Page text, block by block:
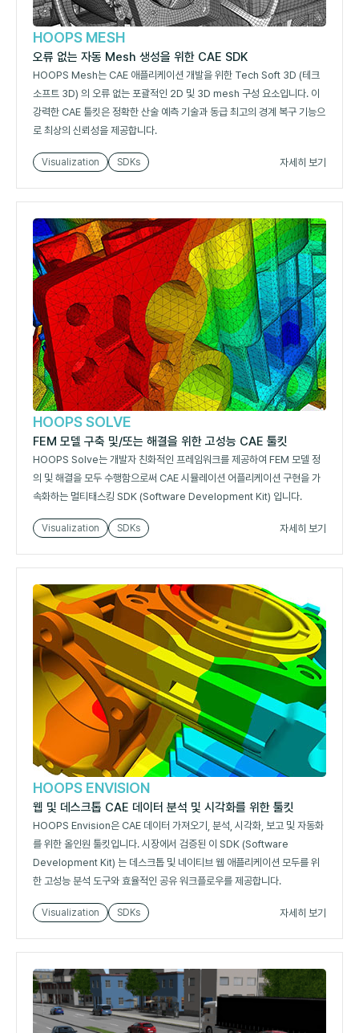
HOOPS MESH
오류 없는 자동 Mesh 생성을 위한 CAE SDK
HOOPS Mesh는 CAE 애플리케이션 개발을 위한 Tech Soft 3D (테크
소프트 3D) 의 오류 없는 포괄적인 2D 및 3D mesh 구성 요소입니다. 이
강력한 CAE 툴킷은 정확한 산술 예측 기술과 동급 최고의 경계 복구 기능으
로 최상의 신뢰성을 제공합니다.
Visualization SDKs 자세히 보기
HOOPS SOLVE
FEM 모델 구축 및/또는 해결을 위한 고성능 CAE 툴킷
HOOPS Solve는 개발자 친화적인 프레임워크를 제공하여 FEM 모델 정
의 및 해결을 모두 수행함으로써 CAE 시뮬레이션 어플리케이션 구현을 가
속화하는 멀티태스킹 SDK (Software Development Kit) 입니다.
Visualization SDKs 자세히 보기
HOOPS ENVISION
웹 및 데스크톱 CAE 데이터 분석 및 시각화를 위한 툴킷
HOOPS Envision은 CAE 데이터 가져오기, 분석, 시각화, 보고 및 자동화
를 위한 올인원 툴킷입니다. 시장에서 검증된 이 SDK (Software
Development Kit) 는 데스크톱 및 네이티브 웹 애플리케이션 모두를 위
한 고성능 분석 도구와 효율적인 공유 워크플로우를 제공합니다.
Visualization SDKs 자세히 보기